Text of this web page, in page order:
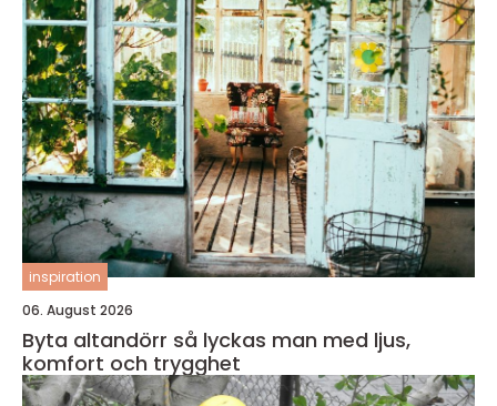
inspiration
06. August 2026
Byta altandörr så lyckas man med ljus,
komfort och trygghet